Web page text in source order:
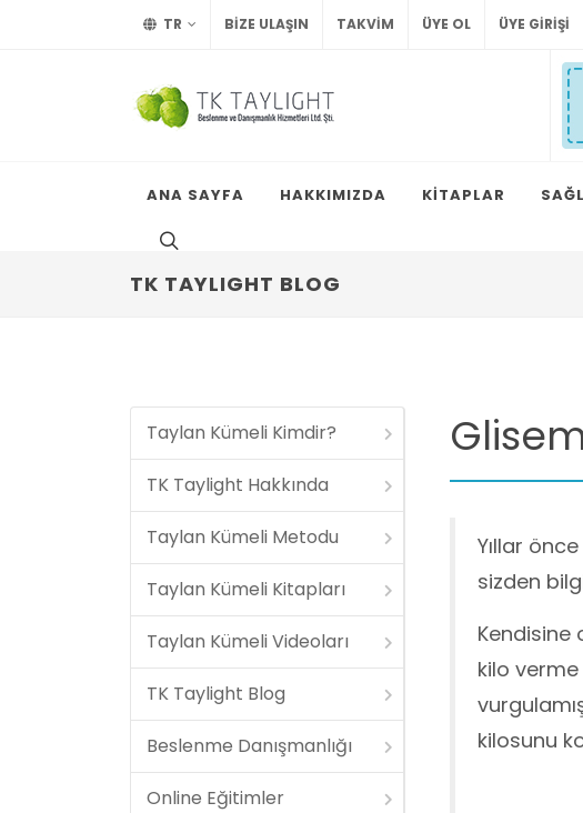
TR BİZE ULAŞIN TAKVİM ÜYE OL ÜYE GIRIŞI
ANA SAYFA HAKKIMIZDA KİTAPLAR
TK TAYLIGHT BLOG
Yıllar
sizden
Kendisine
kilo
kilosunu
Taylan Kümeli Kimdir?
TK Taylight Hakkında
Taylan Kümeli Metodu
Taylan Kümeli Kitapları
Taylan Kümeli Videoları
TK Taylight Blog
Beslenme Danışmanlığı
Online Eğitimler